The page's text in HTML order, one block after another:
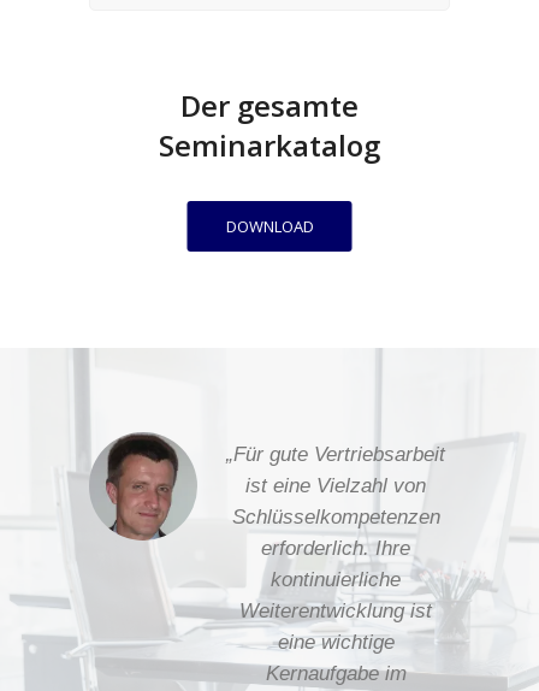
Der gesamte
Seminarkatalog
DOWNLOAD
„Für gute Vertriebsarbeit
ist eine Vielzahl von
Schlüsselkompetenzen
erforderlich. Ihre
kontinuierliche
Weiterentwicklung ist
eine wichtige
Kernaufgabe im